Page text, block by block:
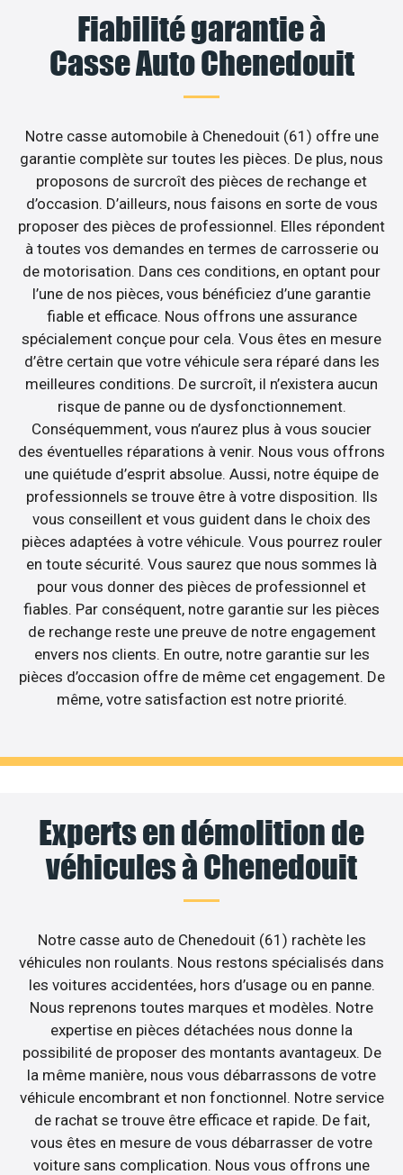
Fiabilité garantie à
Casse Auto Chenedouit
Notre casse automobile à Chenedouit (61) offre une
garantie complète sur toutes les pièces. De plus, nous
proposons de surcroît des pièces de rechange et
d’occasion. D’ailleurs, nous faisons en sorte de vous
proposer des pièces de professionnel. Elles répondent
à toutes vos demandes en termes de carrosserie ou
de motorisation. Dans ces conditions, en optant pour
l’une de nos pièces, vous bénéficiez d’une garantie
fiable et efficace. Nous offrons une assurance
spécialement conçue pour cela. Vous êtes en mesure
d’être certain que votre véhicule sera réparé dans les
meilleures conditions. De surcroît, il n’existera aucun
risque de panne ou de dysfonctionnement.
Conséquemment, vous n’aurez plus à vous soucier
des éventuelles réparations à venir. Nous vous offrons
une quiétude d’esprit absolue. Aussi, notre équipe de
professionnels se trouve être à votre disposition. Ils
vous conseillent et vous guident dans le choix des
pièces adaptées à votre véhicule. Vous pourrez rouler
en toute sécurité. Vous saurez que nous sommes là
pour vous donner des pièces de professionnel et
fiables. Par conséquent, notre garantie sur les pièces
de rechange reste une preuve de notre engagement
envers nos clients. En outre, notre garantie sur les
pièces d’occasion offre de même cet engagement. De
même, votre satisfaction est notre priorité.
Experts en démolition de
véhicules à Chenedouit
Notre casse auto de Chenedouit (61) rachète les
véhicules non roulants. Nous restons spécialisés dans
les voitures accidentées, hors d’usage ou en panne.
Nous reprenons toutes marques et modèles. Notre
expertise en pièces détachées nous donne la
possibilité de proposer des montants avantageux. De
la même manière, nous vous débarrassons de votre
véhicule encombrant et non fonctionnel. Notre service
de rachat se trouve être efficace et rapide. De fait,
vous êtes en mesure de vous débarrasser de votre
voiture sans complication. Nous vous offrons une